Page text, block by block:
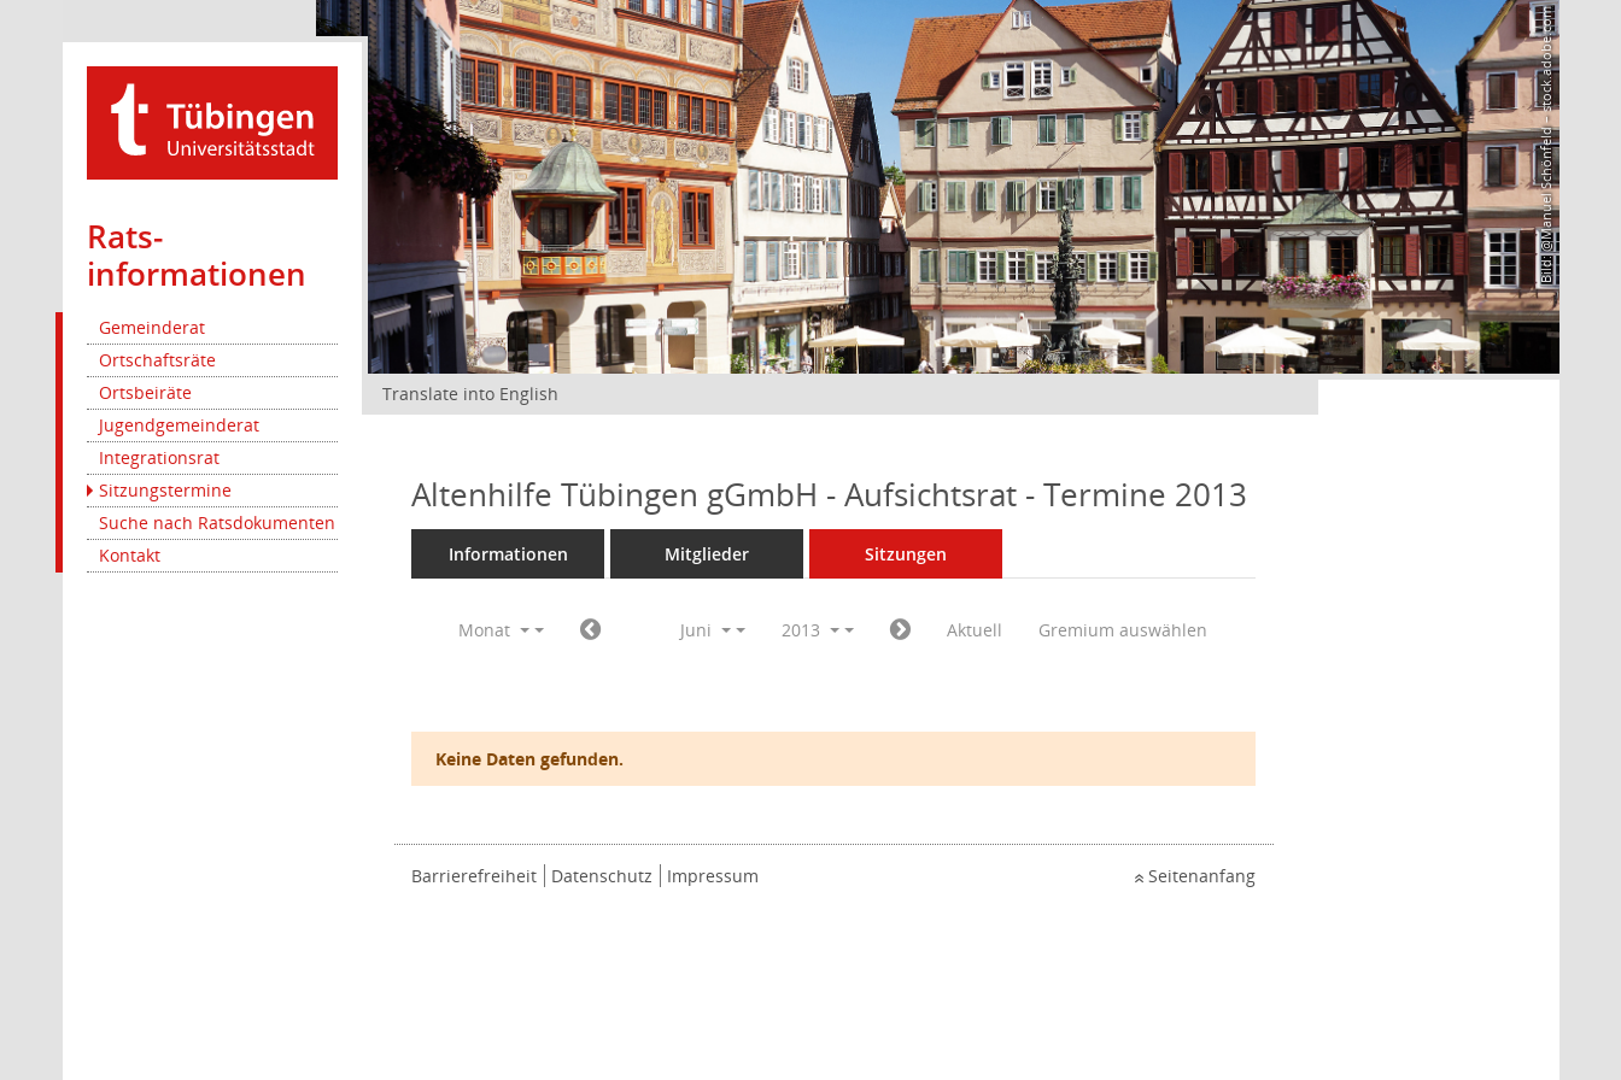
Rats­
informationen
Gemeinderat
Ortschaftsräte
Ortsbeiräte
Jugendgemeinderat
Integrationsrat
Sitzungstermine
Suche nach Ratsdokumenten
Kontakt
Bild: @Manuel Schönfeld – stock.adobe.com
Translate into English
Altenhilfe Tübingen gGmbH - Aufsichtsrat - Termine 2013
Informationen Mitglieder Sitzungen
Monat Juni 2013 Aktuell Gremium auswählen
Keine Daten gefunden.
Barrierefreiheit Datenschutz Impressum Seitenanfang